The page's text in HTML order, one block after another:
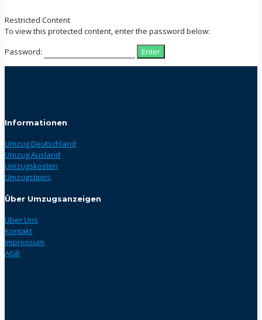
Restricted Content
To view this protected content, enter the password below:
Password:
Informationen
Umzug Deutschland
Umzug Ausland
Umzugskosten
Umzugstipps
Über Umzugsanzeigen
Über Uns
Kontakt
Impressum
AGB